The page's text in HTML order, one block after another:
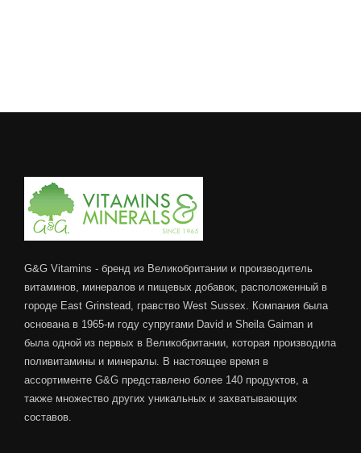
G&G Vitamins - бренд из Великобритании и производитель
витаминов, минералов и пищевых добавок, расположенный в
городе East Grinstead, гравство West Sussex. Компания была
основана в 1965-м году супругами David и Sheila Gaiman и
была одной из первых в Великобритании, которая производила
поливитамины и минералы. В настоящее время в
ассортименте G&G представлено более 140 продуктов, а
также множество других уникальных и захватывающих
составов.